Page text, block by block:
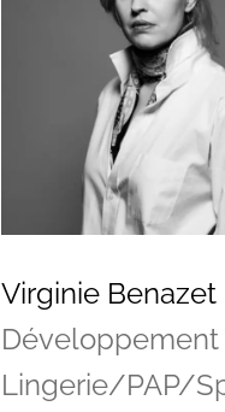
Virginie Benazet
Développement
Lingerie/PAP/